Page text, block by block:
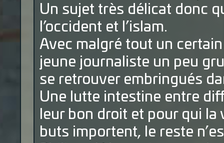
Un sujet très délicat donc
l’occident et l’islam.
Avec malgré tout un
jeune journaliste un peu
se retrouver embringués
Une lutte intestine entre
leur bon droit et pour qui la
buts importent, le reste